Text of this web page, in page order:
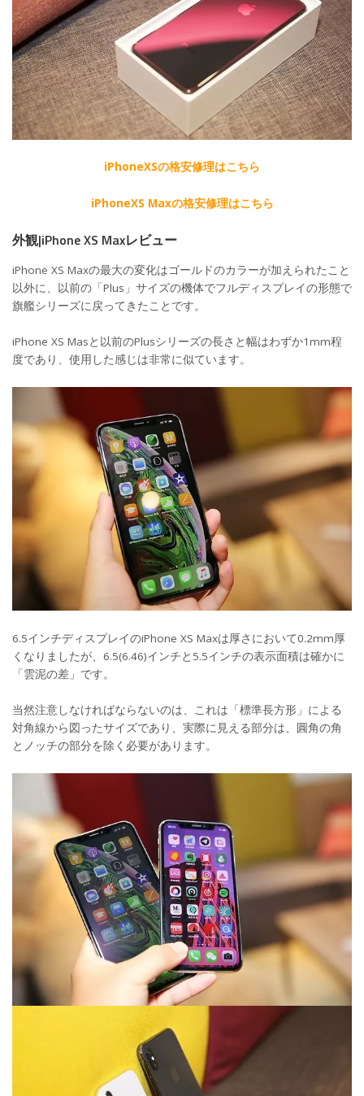
iPhoneXSの格安修理はこちら
iPhoneXS Maxの格安修理はこちら
外観|iPhone XS Maxレビュー
iPhone XS Maxの最大の変化はゴールドのカラーが加えられたこと
以外に、以前の「Plus」サイズの機体でフルディスプレイの形態で
旗艦シリーズに戻ってきたことです。
iPhone XS Masと以前のPlusシリーズの長さと幅はわずか1mm程
度であり、使用した感じは非常に似ています。
6.5インチディスプレイのiPhone XS Maxは厚さにおいて0.2mm厚
くなりましたが、6.5(6.46)インチと5.5インチの表示面積は確かに
「雲泥の差」です。
当然注意しなければならないのは、これは「標準長方形」による
対角線から図ったサイズであり、実際に見える部分は、圓角の角
とノッチの部分を除く必要があります。